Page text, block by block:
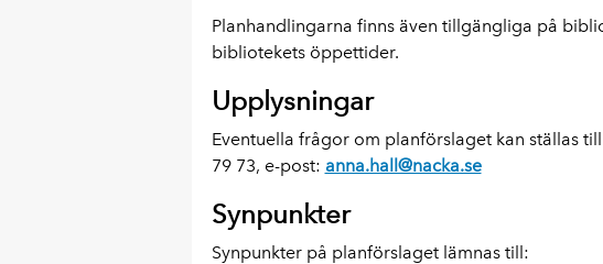
Planhandlingarna finns även tillgängliga på
bibliotekets öppettider.
Upplysningar
Eventuella frågor om planförslaget kan ställas
79 73, e-post: anna.hall@nacka.se
Synpunkter
Synpunkter på planförslaget lämnas till: